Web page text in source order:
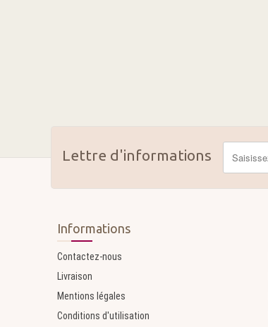
Lettre d'informations
Informations
Contactez-nous
Livraison
Mentions légales
Conditions d'utilisation